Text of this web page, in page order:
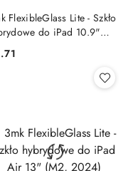
FlexibleGlass Lite - Szkło
do iPad 10.9"